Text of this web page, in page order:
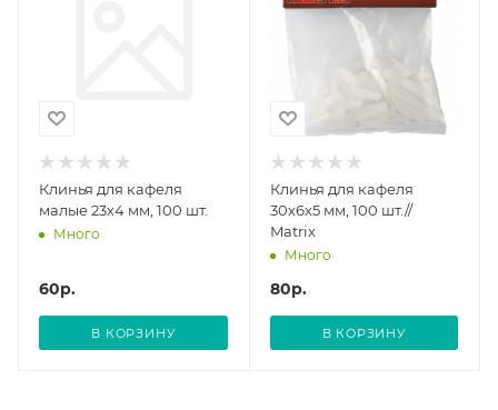
Клинья для кафеля
малые 23х4 мм, 100 шт.
Много
60р.
В КОРЗИНУ
Клинья для кафеля
30х6х5 мм, 100 шт.//
Matrix
Много
80р.
В КОРЗИНУ